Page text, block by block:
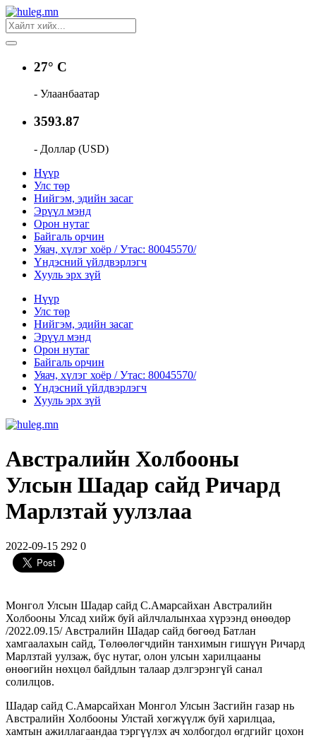
27° C
- Улаанбаатар
3593.87
- Доллар (USD)
Нүүр
Улс төр
Нийгэм, эдийн засаг
Эрүүл мэнд
Орон нутаг
Байгаль орчин
Уяач, хүлэг хоёр / Утас: 80045570/
Үндэсний үйлдвэрлэгч
Хууль эрх зүй
Нүүр
Улс төр
Нийгэм, эдийн засаг
Эрүүл мэнд
Орон нутаг
Байгаль орчин
Уяач, хүлэг хоёр / Утас: 80045570/
Үндэсний үйлдвэрлэгч
Хууль эрх зүй
Австралийн Холбооны
Улсын Шадар сайд Ричард
Марлзтай уулзлаа
2022-09-15 292 0
Монгол Улсын Шадар сайд С.Амарсайхан Австралийн
Холбооны Улсад хийж буй айлчлалынхаа хүрээнд өнөөдөр
/2022.09.15/ Австралийн Шадар сайд бөгөөд Батлан
хамгаалахын сайд, Төлөөлөгчдийн танхимын гишүүн Ричард
Марлзтай уулзаж, бүс нутаг, олон улсын харилцааны
өнөөгийн нөхцөл байдлын талаар дэлгэрэнгүй санал
солилцов.
Шадар сайд С.Амарсайхан Монгол Улсын Засгийн газар нь
Австралийн Холбооны Улстай хөгжүүлж буй харилцаа,
хамтын ажиллагаандаа тэргүүлэх ач холбогдол өгдгийг цохон